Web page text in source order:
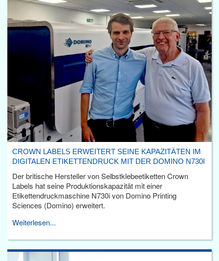
CROWN LABELS ERWEITERT SEINE KAPAZITÄTEN IM
DIGITALEN ETIKETTENDRUCK MIT DER DOMINO N730I
Der britische Hersteller von Selbstklebeetiketten Crown
Labels hat seine Produktionskapazität mit einer
Etikettendruckmaschine N730i von Domino Printing
Sciences (Domino) erweitert.
Weiterlesen...